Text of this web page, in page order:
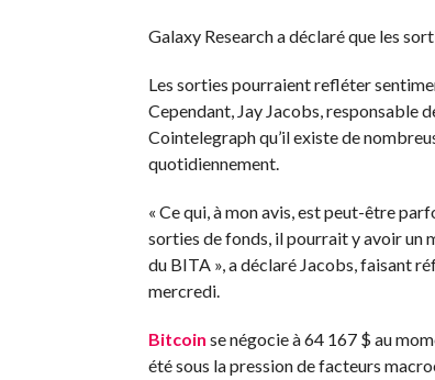
Galaxy Research a déclaré que les
Les sorties pourraient refléter
Cependant, Jay Jacobs, responsable
Cointelegraph qu’il existe de
quotidiennement.
« Ce qui, à mon avis, est peut-être
sorties de fonds, il pourrait y avoir un
du BITA », a déclaré Jacobs, faisant
mercredi.
Bitcoin se négocie à 64 167 $ au
étésous la pression de facteurs